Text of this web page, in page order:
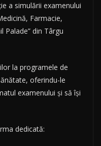
a simulării examenului
Farmacie,
Palade” din Târgu
la programele de
oferindu-le
examenului și să își
dedicată: